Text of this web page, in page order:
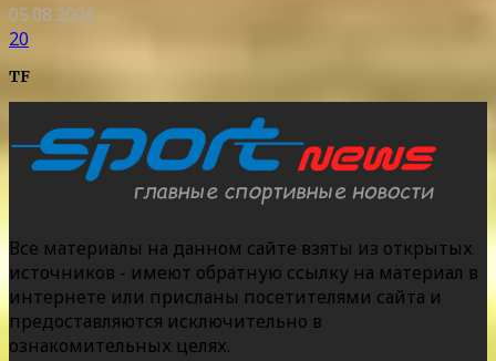
05.08.2026
20
TF
Все материалы на данном сайте взяты из открытых
источников - имеют обратную ссылку на материал в
интернете или присланы посетителями сайта и
предоставляются исключительно в
ознакомительных целях.